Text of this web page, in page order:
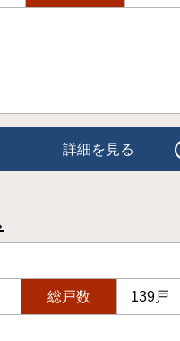
詳細を見る
総戸数 139戸